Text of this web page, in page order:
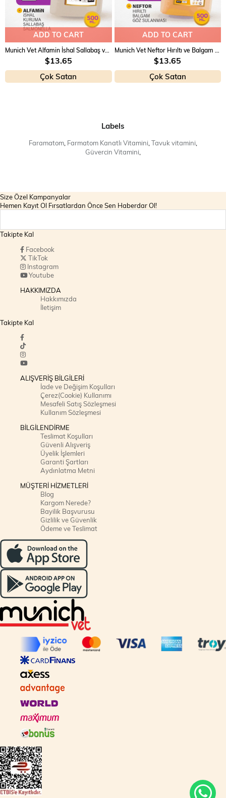
ADD TO CART
Munich Vet Alfamin İshal Sallabaş ve Kuruma Ürünü 500 ml
$13.65
Çok Satan
ADD TO CART
Munich Vet Neftor Hırıltı ve Balgam Ürünü 500 ml
$13.65
Çok Satan
Labels
Faramatom Farmatom Kanatlı Vitamini Tavuk vitamini
Güvercin Vitamini
Size Özel Kampanyalar
Hemen Kayıt Ol Fırsatlardan Önce Sen Haberdar Ol!
Takipte Kal
Facebook
TikTok
Instagram
Youtube
HAKKIMIZDA
Hakkımızda
İletişim
Takipte Kal
ALIŞVERİŞ BİLGİLERİ
İade ve Değişim Koşulları
Çerez(Cookie) Kullanımı
Mesafeli Satış Sözleşmesi
Kullanım Sözleşmesi
BİLGİLENDİRME
Teslimat Koşulları
Güvenli Alışveriş
Üyelik İşlemleri
Garanti Şartları
Aydınlatma Metni
MÜŞTERİ HİZMETLERİ
Blog
Kargom Nerede?
Bayilik Başvurusu
Gizlilik ve Güvenlik
Ödeme ve Teslimat